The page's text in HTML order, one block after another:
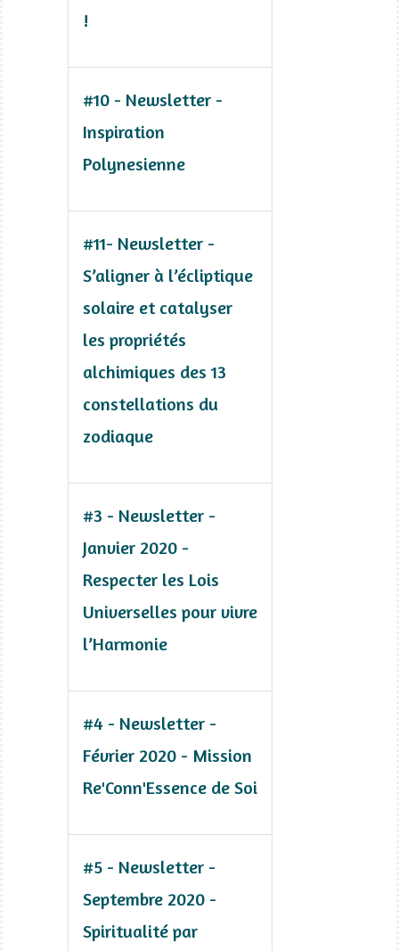
!
#10 - Newsletter -
Inspiration
Polynesienne
#11- Newsletter -
S’aligner à l’écliptique
solaire et catalyser
les propriétés
alchimiques des 13
constellations du
zodiaque
#3 - Newsletter -
Janvier 2020 -
Respecter les Lois
Universelles pour vivre
l’Harmonie
#4 - Newsletter -
Février 2020 - Mission
Re'Conn'Essence de Soi
#5 - Newsletter -
Septembre 2020 -
Spiritualité par